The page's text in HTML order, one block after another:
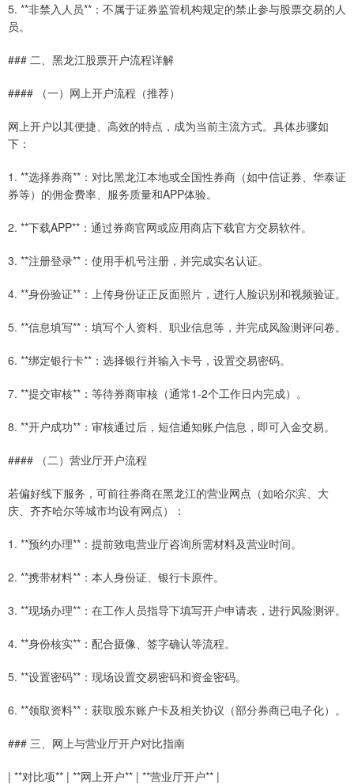
5. **非禁入人员**：不属于证券监管机构规定的禁止参与股票交易的人
员。
### 二、黑龙江股票开户流程详解
#### （一）网上开户流程（推荐）
网上开户以其便捷、高效的特点，成为当前主流方式。具体步骤如
下：
1. **选择券商**：对比黑龙江本地或全国性券商（如中信证券、华泰证
券等）的佣金费率、服务质量和APP体验。
2. **下载APP**：通过券商官网或应用商店下载官方交易软件。
3. **注册登录**：使用手机号注册，并完成实名认证。
4. **身份验证**：上传身份证正反面照片，进行人脸识别和视频验证。
5. **信息填写**：填写个人资料、职业信息等，并完成风险测评问卷。
6. **绑定银行卡**：选择银行并输入卡号，设置交易密码。
7. **提交审核**：等待券商审核（通常1-2个工作日内完成）。
8. **开户成功**：审核通过后，短信通知账户信息，即可入金交易。
#### （二）营业厅开户流程
若偏好线下服务，可前往券商在黑龙江的营业网点（如哈尔滨、大
庆、齐齐哈尔等城市均设有网点）：
1. **预约办理**：提前致电营业厅咨询所需材料及营业时间。
2. **携带材料**：本人身份证、银行卡原件。
3. **现场办理**：在工作人员指导下填写开户申请表，进行风险测评。
4. **身份核实**：配合摄像、签字确认等流程。
5. **设置密码**：现场设置交易密码和资金密码。
6. **领取资料**：获取股东账户卡及相关协议（部分券商已电子化）。
### 三、网上与营业厅开户对比指南
| **对比项** | **网上开户** | **营业厅开户** |